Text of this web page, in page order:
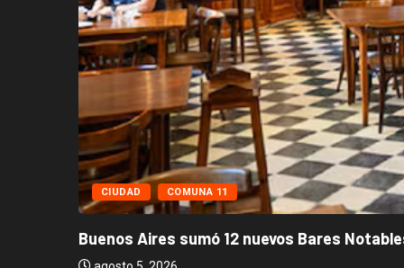
CIUDAD COMUNA 11
Buenos Aires sumó 12 nuevos Bares